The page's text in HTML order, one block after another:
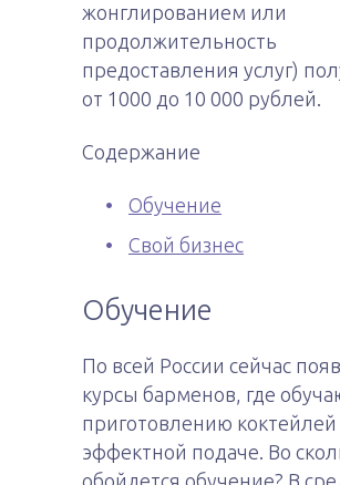
жонглированием или
продолжительность
предоставления услуг)
от 1000 до 10 000 рублей.
Содержание
Обучение
Свой бизнес
Обучение
По всей России сейчас
курсы барменов, где
приготовлению коктейлей
эффектной подаче. Во
обойдется обучение? В